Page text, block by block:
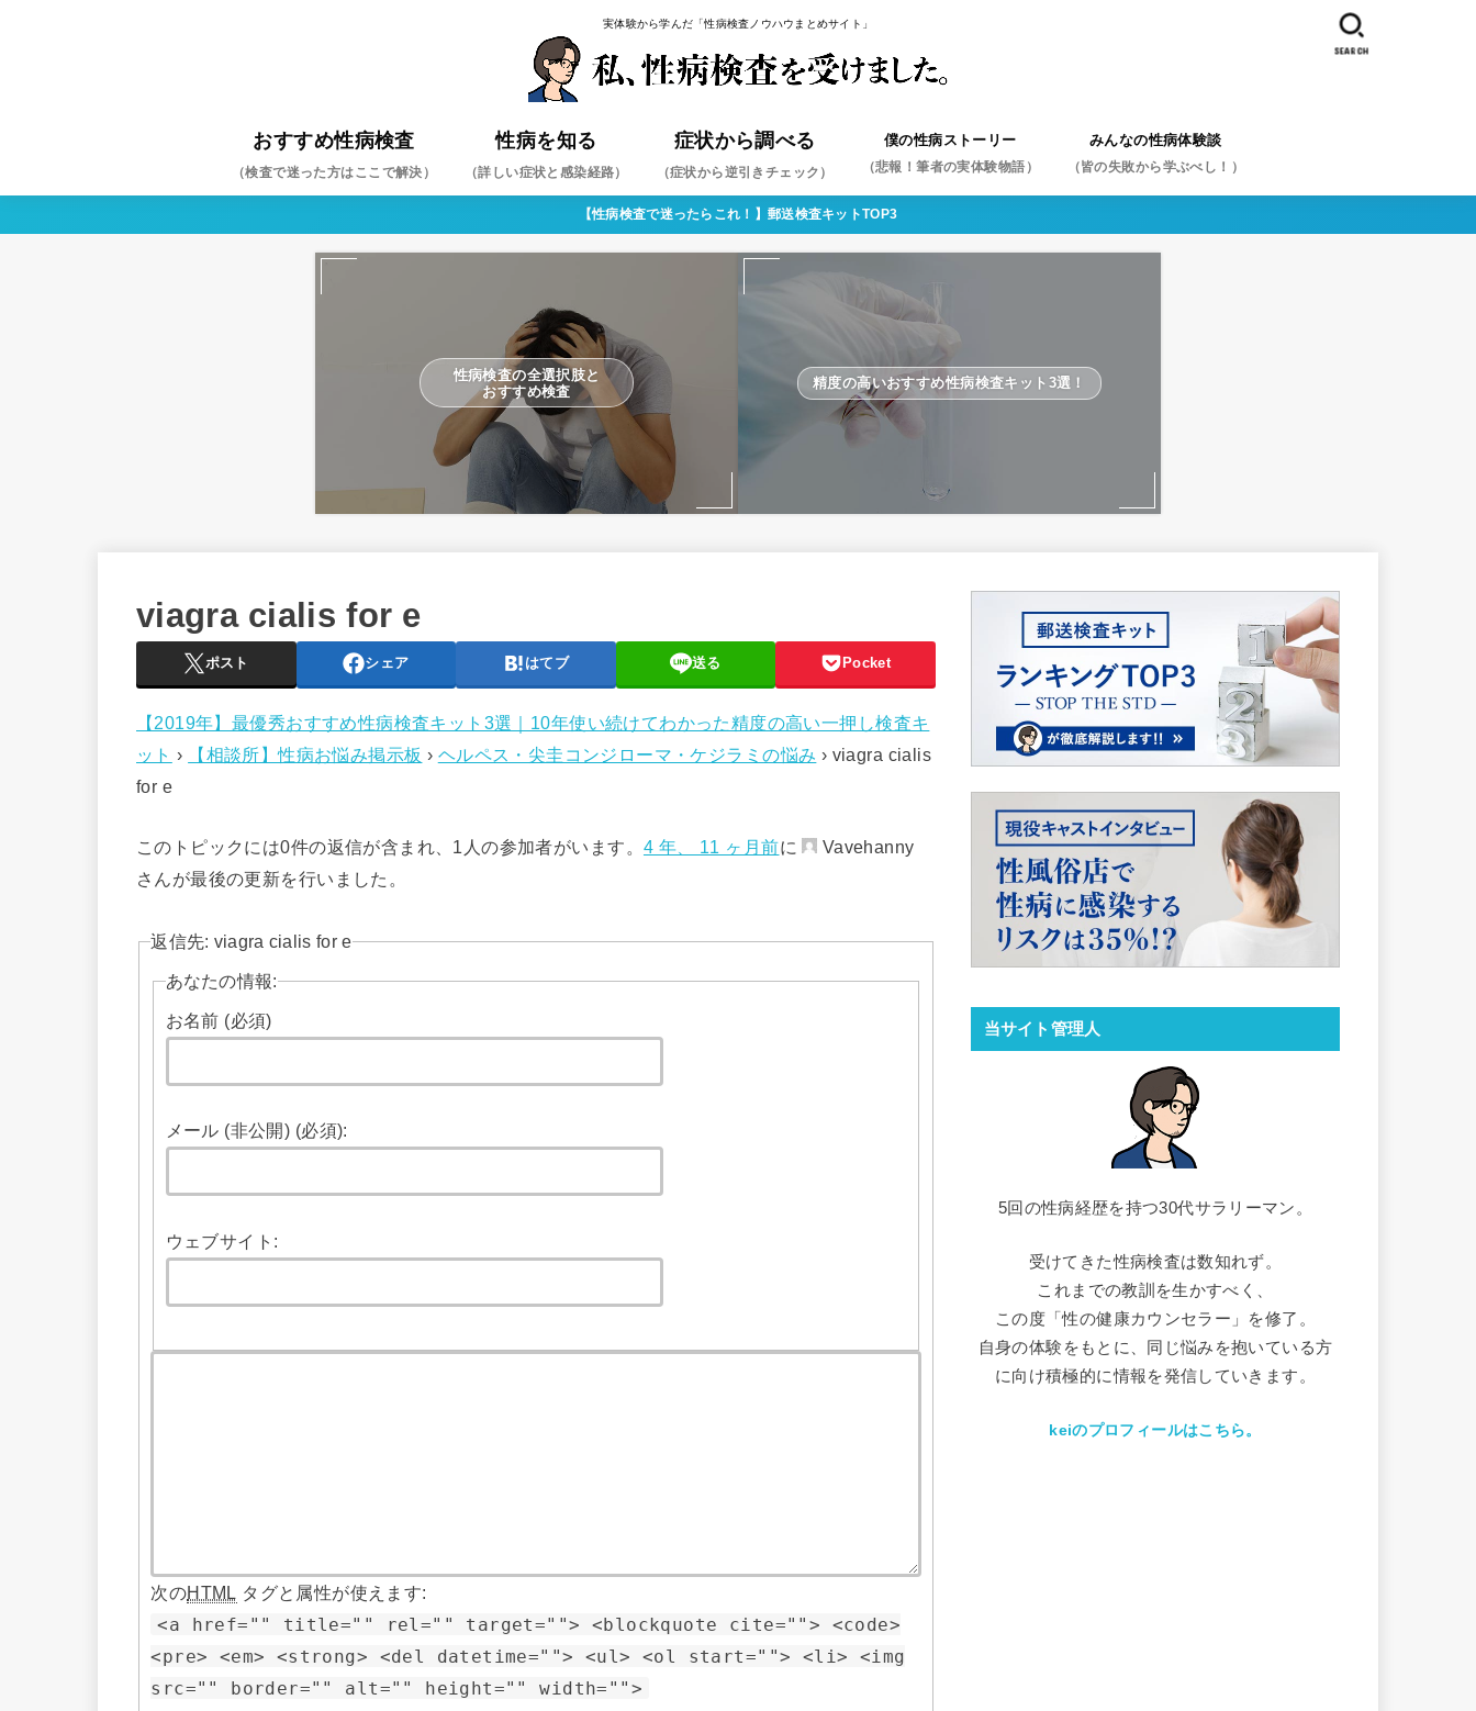
実体験から学んだ「性病検査ノウハウまとめサイト」
おすすめ性病検査
（検査で迷った方はここで解決）
性病を知る
（詳しい症状と感染経路）
（まずはこれを疑え！）
マイコプラズマ・ウレアプラズマ
症状から調べる
（症状から逆引きチェック）
僕の性病ストーリー
（悲報！筆者の実体験物語）
みんなの性病体験談
（皆の失敗から学ぶべし！）
SEARCH
【性病検査で迷ったらこれ！】郵送検査キットTOP3
性病検査の全選択肢と
おすすめ検査
精度の高いおすすめ性病検査キット3選！
viagra cialis for e
ポスト シェア はてブ 送る Pocket
【2019年】最優秀おすすめ性病検査キット3選｜10年使い続けてわかった精度の高い一押し検査キ
ット › 【相談所】性病お悩み掲示板 › ヘルペス・尖圭コンジローマ・ケジラミの悩み › viagra cialis
for e
このトピックには0件の返信が含まれ、1人の参加者がいます。 4 年、 11 ヶ月前に
Vavehanny
さんが最後の更新を行いました。
返信先: viagra cialis for e
あなたの情報:
お名前 (必須)
メール (非公開) (必須):
ウェブサイト:
次のHTML タグと属性が使えます:
<a href="" title="" rel="" target=""> <blockquote cite=""> <code>
<pre> <em> <strong> <del datetime=""> <ul> <ol start=""> <li> <img
src="" border="" alt="" height="" width="">
当サイト管理人
5回の性病経歴を持つ30代サラリーマン。
受けてきた性病検査は数知れず。
これまでの教訓を生かすべく、
この度「性の健康カウンセラー」を修了。
自身の体験をもとに、同じ悩みを抱いている方
に向け積極的に情報を発信していきます。
keiのプロフィールはこちら。